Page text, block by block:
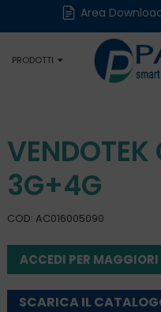
Area
PRODOTTI
Digitali
3G+4G
COD: AC016005090
ACCEDI PER
SCARICA IL